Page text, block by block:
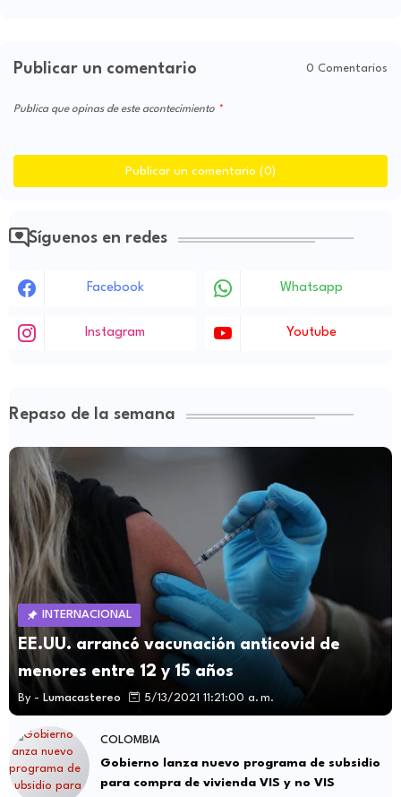
Publicar un comentario 0 Comentarios
Publica que opinas de este acontecimiento
Publicar un comentario (0)
Síguenos en redes
Facebook Whatsapp
Instagram Youtube
Repaso de la semana
INTERNACIONAL
EE.UU. arrancó vacunación anticovid de
menores entre 12 y 15 años
By - Lumacastereo 5/13/2021 11:21:00 a. m.
COLOMBIA
Gobierno lanza nuevo programa de subsidio
para compra de vivienda VIS y no VIS